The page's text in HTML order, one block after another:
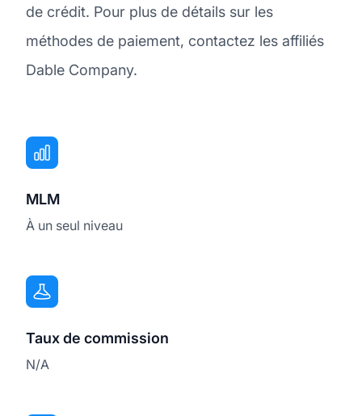
de crédit. Pour plus de détails sur les
méthodes de paiement, contactez les affiliés
Dable Company.
MLM
À un seul niveau
Taux de commission
N/A